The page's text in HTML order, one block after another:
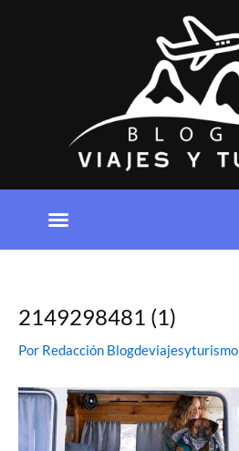
2149298481 (1)
Por Redacción Blogdeviajesyturismo